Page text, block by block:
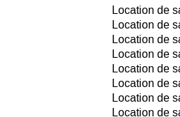
Location de
Location de
Location de
Location de
Location de
Location de
Location de
Location de